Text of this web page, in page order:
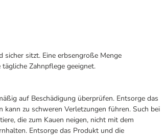
sitzt. Eine erbsengroße Menge
Zahnpflege geeignet.
auf Beschädigung überprüfen. Entsorge das
zu schweren Verletzungen führen. Such bei
die zum Kauen neigen, nicht mit dem
Entsorge das Produkt und die